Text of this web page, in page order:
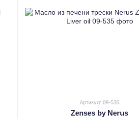
Артикул: 09-535
Zenses by Nerus